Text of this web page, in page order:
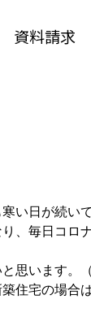
資料請求
い日が続いて
、毎日コロ
思います。
住宅の場合